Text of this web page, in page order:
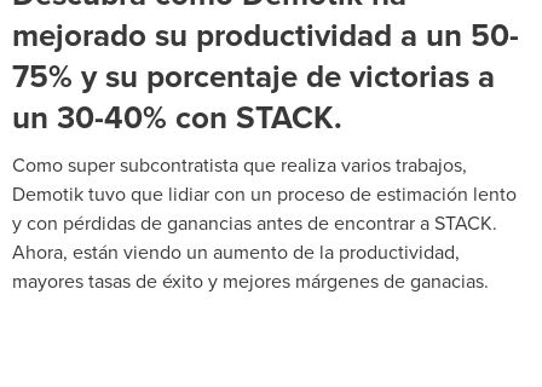
mejorado su productividad a un 50-
75% y su porcentaje de victorias a
un 30-40% con STACK.
Como super subcontratista que realiza varios trabajos,
Demotik tuvo que lidiar con un proceso de estimación lento
y con pérdidas de ganancias antes de encontrar a STACK.
Ahora, están viendo un aumento de la productividad,
mayores tasas de éxito y mejores márgenes de ganacias.